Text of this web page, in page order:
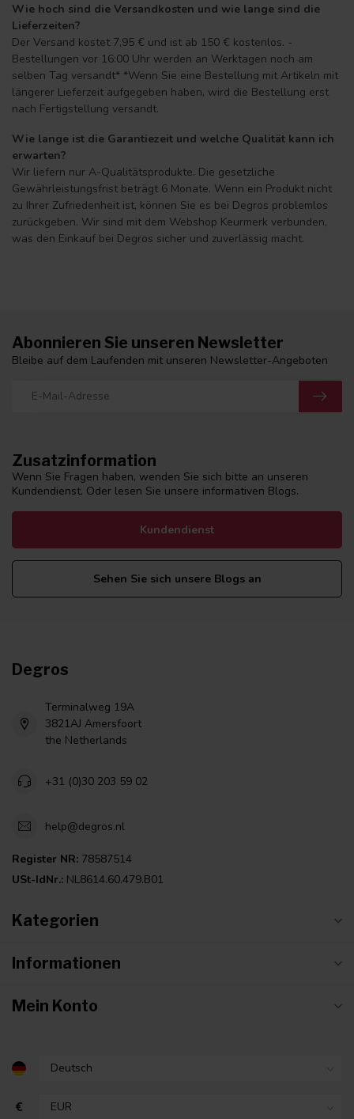
Wie hoch sind die Versandkosten und wie lange sind die
Lieferzeiten?
Der Versand kostet 7,95 € und ist ab 150 € kostenlos. -
Bestellungen vor 16:00 Uhr werden an Werktagen noch am
selben Tag versandt* *Wenn Sie eine Bestellung mit Artikeln mit
längerer Lieferzeit aufgegeben haben, wird die Bestellung erst
nach Fertigstellung versandt.
Wie lange ist die Garantiezeit und welche Qualität kann ich
erwarten?
Wir liefern nur A-Qualitätsprodukte. Die gesetzliche
Gewährleistungsfrist beträgt 6 Monate. Wenn ein Produkt nicht
zu Ihrer Zufriedenheit ist, können Sie es bei Degros problemlos
zurückgeben. Wir sind mit dem Webshop Keurmerk verbunden,
was den Einkauf bei Degros sicher und zuverlässig macht.
Zusatzinformation
Wenn Sie Fragen haben, wenden Sie sich bitte an unseren
Kundendienst. Oder lesen Sie unsere informativen Blogs.
Kundendienst
Sehen Sie sich unsere Blogs an
Abonnieren Sie unseren Newsletter
Bleibe auf dem Laufenden mit unseren Newsletter-Angeboten
Degros
Terminalweg 19A
3821AJ Amersfoort
the Netherlands
+31 (0)30 203 59 02
help@degros.nl
Register NR: 78587514
USt-IdNr.: NL8614.60.479.B01
Kategorien
Informationen
Mein Konto
€